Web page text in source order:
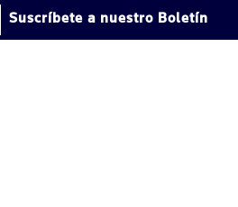
Suscríbete a nuestro Boletín